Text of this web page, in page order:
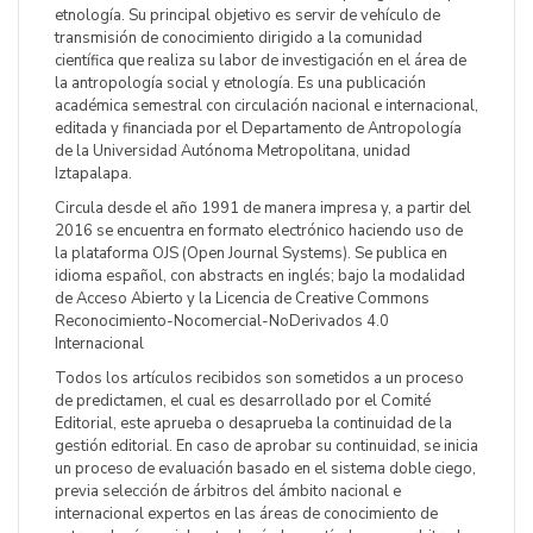
etnología. Su principal objetivo es servir de vehículo de
transmisión de conocimiento dirigido a la comunidad
científica que realiza su labor de investigación en el área de
la antropología social y etnología. Es una publicación
académica semestral con circulación nacional e internacional,
editada y financiada por el Departamento de Antropología
de la Universidad Autónoma Metropolitana, unidad
Iztapalapa.
Circula desde el año 1991 de manera impresa y, a partir del
2016 se encuentra en formato electrónico haciendo uso de
la plataforma OJS (Open Journal Systems). Se publica en
idioma español, con abstracts en inglés; bajo la modalidad
de Acceso Abierto y la Licencia de Creative Commons
Reconocimiento-Nocomercial-NoDerivados 4.0
Internacional
Todos los artículos recibidos son sometidos a un proceso
de predictamen, el cual es desarrollado por el Comité
Editorial, este aprueba o desaprueba la continuidad de la
gestión editorial. En caso de aprobar su continuidad, se inicia
un proceso de evaluación basado en el sistema doble ciego,
previa selección de árbitros del ámbito nacional e
internacional expertos en las áreas de conocimiento de